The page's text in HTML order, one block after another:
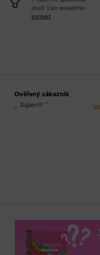
zboží Vám poradíme -
kontakt.
Ověřený zákazník
„ Super!!!“